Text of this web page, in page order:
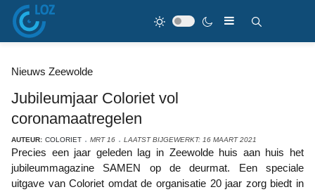
Nieuws Zeewolde
Jubileumjaar Coloriet vol
coronamaatregelen
AUTEUR: COLORIET MRT 16 LAATST BIJGEWERKT: 16 MAART 2021
Precies een jaar geleden lag in Zeewolde huis aan huis het
jubileummagazine SAMEN op de deurmat. Een speciale
uitgave van Coloriet omdat de organisatie 20 jaar zorg biedt in